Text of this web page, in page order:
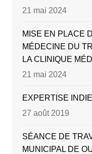
21 mai 2024
MISE EN PLACE
MÉDECINE DU
LA CLINIQUE
21 mai 2024
EXPERTISE
27 août 2019
SÉANCE DE
MUNICIPAL DE